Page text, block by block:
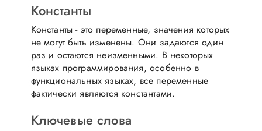
Константы
Константы - это переменные, значения которых
не могут быть изменены. Они задаются один
раз и остаются неизменными. В некоторых
языках программирования, особенно в
функциональных языках, все переменные
фактически являются константами.
Ключевые слова